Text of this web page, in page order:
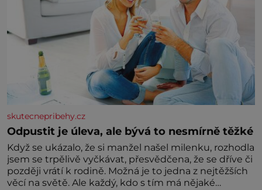
skutecnepribehy.cz
Odpustit je úleva, ale bývá to nesmírně těžké
Když se ukázalo, že si manžel našel milenku, rozhodla
jsem se trpělivě vyčkávat, přesvědčena, že se dříve či
později vrátí k rodině. Možná je to jedna z nejtěžších
věcí na světě. Ale každý, kdo s tím má nějaké